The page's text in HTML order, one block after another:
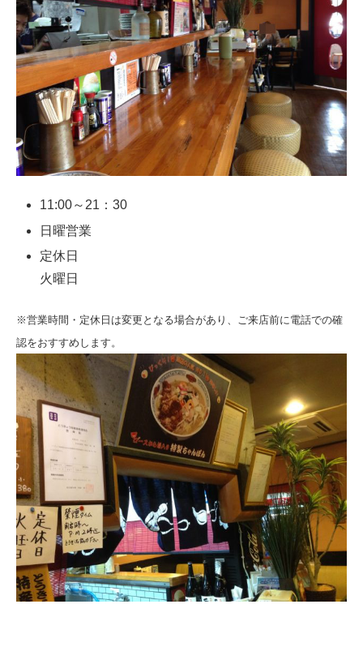
11:00～21：30
日曜営業
定休日
火曜日
※営業時間・定休日は変更となる場合があり、ご来店前に電話での確
認をおすすめします。